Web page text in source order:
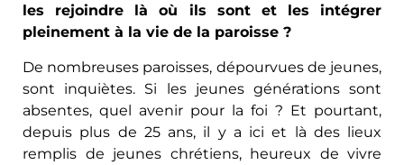
les rejoindre là où ils sont et les intégrer
pleinement à la vie de la paroisse ?
De nombreuses paroisses, dépourvues de jeunes,
sont inquiètes. Si les jeunes générations sont
absentes, quel avenir pour la foi ? Et pourtant,
depuis plus de 25 ans, il y a ici et là des lieux
remplis de jeunes chrétiens, heureux de vivre